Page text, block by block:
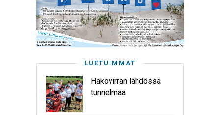
LUETUIMMAT
Hakovirran lähdössä
tunnelmaa